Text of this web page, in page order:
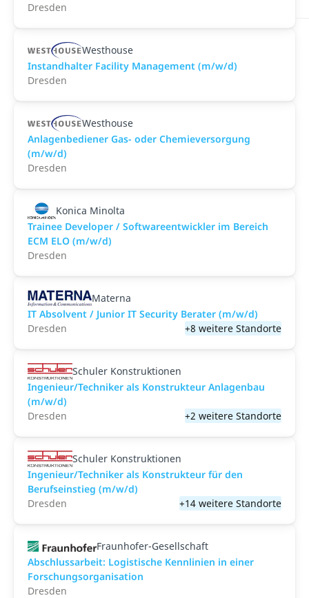
Dresden
Westhouse
Instandhalter Facility Management (m/w/d)
Dresden
Westhouse
Anlagenbediener Gas- oder Chemieversorgung
(m/w/d)
Dresden
Konica Minolta
Trainee Developer / Softwareentwickler im Bereich
ECM ELO (m/w/d)
Dresden
Materna
IT Absolvent / Junior IT Security Berater (m/w/d)
Dresden
+8 weitere Standorte
Schuler Konstruktionen
Ingenieur/Techniker als Konstrukteur Anlagenbau
(m/w/d)
Dresden
+2 weitere Standorte
Schuler Konstruktionen
Ingenieur/Techniker als Konstrukteur für den
Berufseinstieg (m/w/d)
Dresden
+14 weitere Standorte
Fraunhofer-Gesellschaft
Abschlussarbeit: Logistische Kennlinien in einer
Forschungsorganisation
Dresden